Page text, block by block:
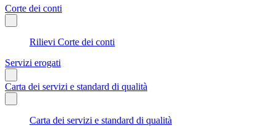
Corte dei conti
Rilievi Corte dei conti
Servizi erogati
Carta dei servizi e standard di qualità
Carta dei servizi e standard di qualità